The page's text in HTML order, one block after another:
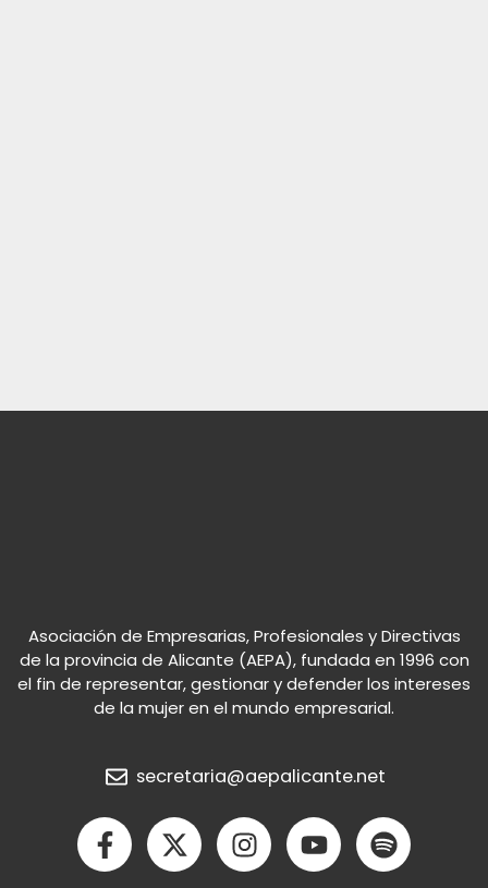
Asociación de Empresarias, Profesionales y Directivas
de la provincia de Alicante (AEPA), fundada en 1996 con
el fin de representar, gestionar y defender los intereses
de la mujer en el mundo empresarial.
secretaria@aepalicante.net
F
a
X
-
I
n
Y
o
S
p